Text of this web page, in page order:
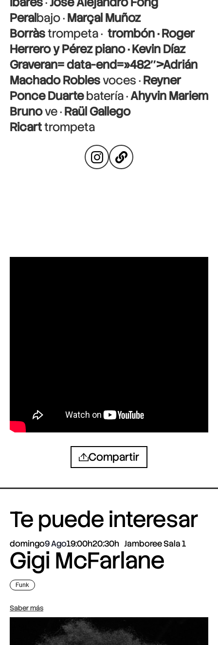
Peralbajo ·Marçal Muñoz
Borràstrompeta · trombón ·Roger
Herrero y Pérezpiano ·Kevin Díaz
Graveran= data-end=»482″>Adrián
Machado Roblesvoces ·Reyner
Ponce Duartebatería ·Ahyvin Mariem
Brunove ·Raül Gallego
Ricarttrompeta
Compartir
Te puede interesar
domingo9 Ago19:00h20:30h Jamboree Sala 1
Gigi McFarlane
Funk
Saber más